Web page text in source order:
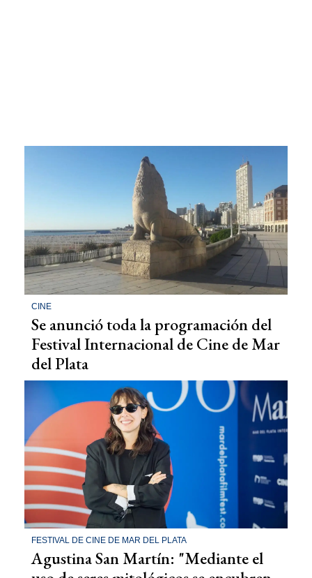
CINE
Se anunció toda la programación del
Festival Internacional de Cine de Mar
del Plata
FESTIVAL DE CINE DE MAR DEL PLATA
Agustina San Martín: "Mediante el